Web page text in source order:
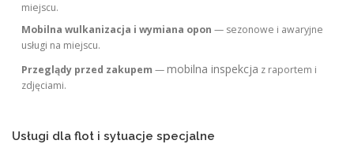
miejscu.
Mobilna wulkanizacja i wymiana opon — sezonowe i awaryjne
usługi na miejscu.
Przeglądy przed zakupem —mobilna inspekcja z raportem i
zdjęciami.
Usługi dla flot i sytuacje specjalne